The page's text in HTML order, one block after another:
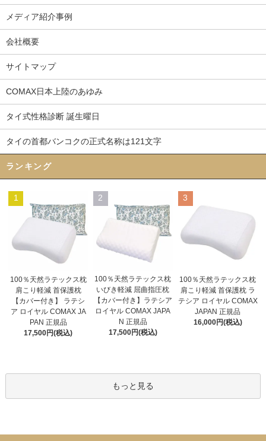
メディア紹介事例
会社概要
サイトマップ
COMAX日本上陸のあゆみ
タイ式性格診断 誕生曜日
タイの首都バンコクの正式名称は121文字
ランキング
1
100％天然ラテックス枕
肩こり軽減 首保護枕
【カバー付き】 ラテシ
ア ロイヤル COMAX JA
PAN 正規品
17,500円(税込)
2
100％天然ラテックス枕
いびき軽減 屈曲指圧枕
【カバー付き】ラテシア
ロイヤル COMAX JAPA
N 正規品
17,500円(税込)
3
100％天然ラテックス枕
肩こり軽減 首保護枕 ラ
テシア ロイヤル COMAX
JAPAN 正規品
16,000円(税込)
もっと見る